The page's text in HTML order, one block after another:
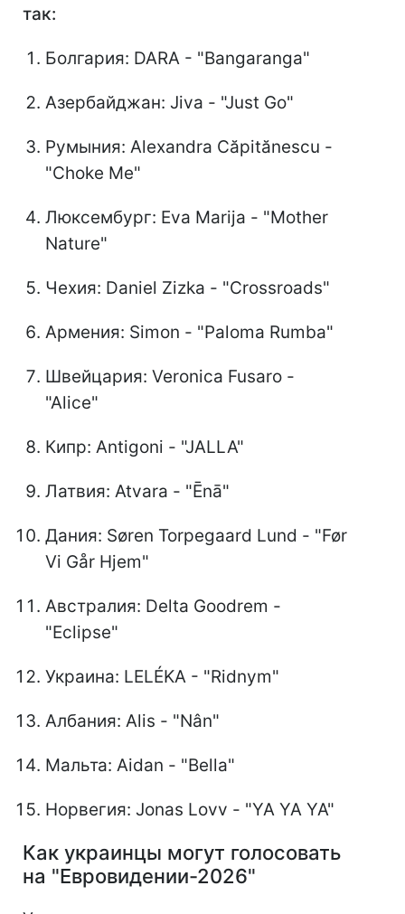
так:
Болгария: DARA - "Bangaranga"
Азербайджан: Jiva - "Just Go"
Румыния: Alexandra Căpitănescu -
"Choke Me"
Люксембург: Eva Marija - "Mother
Nature"
Чехия: Daniel Zizka - "Crossroads"
Армения: Simon - "Paloma Rumba"
Швейцария: Veronica Fusaro -
"Alice"
Кипр: Antigoni - "JALLA"
Латвия: Atvara - "Ēnā"
Дания: Søren Torpegaard Lund - "Før
Vi Går Hjem"
Австралия: Delta Goodrem -
"Eclipse"
Украина: LELÉKA - "Ridnym"
Албания: Alis - "Nân"
Мальта: Aidan - "Bella"
Норвегия: Jonas Lovv - "YA YA YA"
Как украинцы могут голосовать
на "Евровидении-2026"